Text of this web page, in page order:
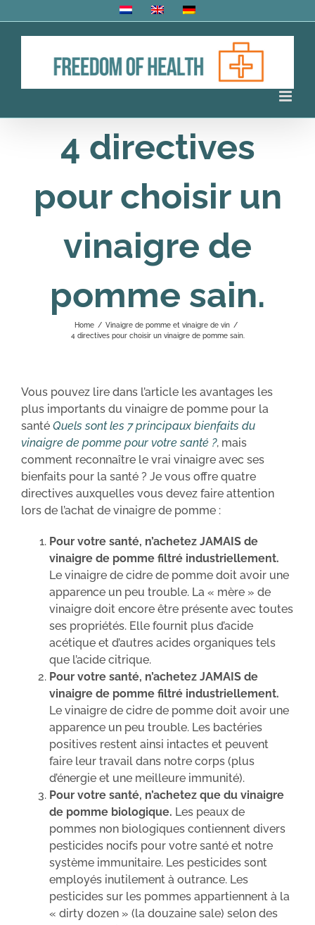
to
4 directives
pour choisir un
vinaigre de
pomme sain.
Home / Vinaigre de pomme et vinaigre de vin /
4 directives pour choisir un vinaigre de pomme sain.
Vous pouvez lire dans l’article les avantages les
plus importants du vinaigre de pomme pour la
santé Quels sont les 7 principaux bienfaits du
vinaigre de pomme pour votre santé ?, mais
comment reconnaître le vrai vinaigre avec ses
bienfaits pour la santé ? Je vous offre quatre
directives auxquelles vous devez faire attention
lors de l’achat de vinaigre de pomme :
Pour votre santé, n’achetez JAMAIS de
vinaigre de pomme filtré industriellement.
Le vinaigre de cidre de pomme doit avoir une
apparence un peu trouble. La « mère » de
vinaigre doit encore être présente avec toutes
ses propriétés. Elle fournit plus d’acide
acétique et d’autres acides organiques tels
que l’acide citrique.
Pour votre santé, n’achetez JAMAIS de
vinaigre de pomme filtré industriellement.
Le vinaigre de cidre de pomme doit avoir une
apparence un peu trouble. Les bactéries
positives restent ainsi intactes et peuvent
faire leur travail dans notre corps (plus
d’énergie et une meilleure immunité).
Pour votre santé, n’achetez que du vinaigre
de pomme biologique. Les peaux de
pommes non biologiques contiennent divers
pesticides nocifs pour votre santé et notre
système immunitaire. Les pesticides sont
employés inutilement à outrance. Les
pesticides sur les pommes appartiennent à la
« dirty dozen » (la douzaine sale) selon des